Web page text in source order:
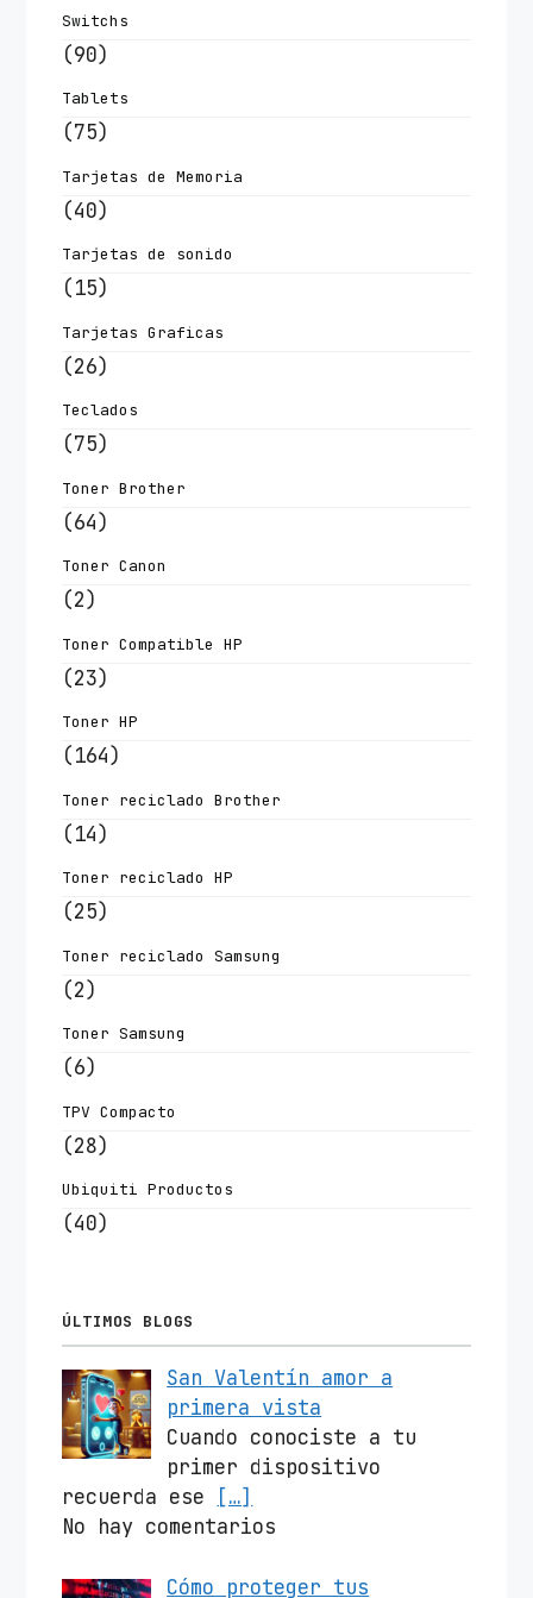
Switchs
(90)
Tablets
(75)
Tarjetas de Memoria
(40)
Tarjetas de sonido
(15)
Tarjetas Graficas
(26)
Teclados
(75)
Toner Brother
(64)
Toner Canon
(2)
Toner Compatible HP
(23)
Toner HP
(164)
Toner reciclado Brother
(14)
Toner reciclado HP
(25)
Toner reciclado Samsung
(2)
Toner Samsung
(6)
TPV Compacto
(28)
Ubiquiti Productos
(40)
ÚLTIMOS BLOGS
San Valentín amor a
primera vista
Cuando conociste a tu
primer dispositivo
recuerda ese
[…]
No hay comentarios
Cómo proteger tus